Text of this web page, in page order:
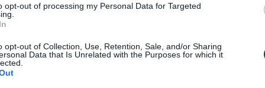
opt-out of processing my Personal Data for Targeted
opt-out of Collection, Use, Retention, Sale, and/or Sharing
Data that Is Unrelated with the Purposes for which it